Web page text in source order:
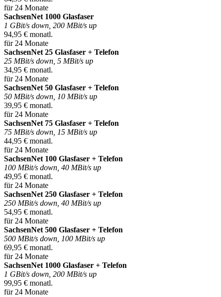
für 24 Monate
SachsenNet 1000 Glasfaser
1 GBit/s down, 200 MBit/s up
94,95 € monatl.
für 24 Monate
SachsenNet 25 Glasfaser + Telefon
25 MBit/s down, 5 MBit/s up
34,95 € monatl.
für 24 Monate
SachsenNet 50 Glasfaser + Telefon
50 MBit/s down, 10 MBit/s up
39,95 € monatl.
für 24 Monate
SachsenNet 75 Glasfaser + Telefon
75 MBit/s down, 15 MBit/s up
44,95 € monatl.
für 24 Monate
SachsenNet 100 Glasfaser + Telefon
100 MBit/s down, 40 MBit/s up
49,95 € monatl.
für 24 Monate
SachsenNet 250 Glasfaser + Telefon
250 MBit/s down, 40 MBit/s up
54,95 € monatl.
für 24 Monate
SachsenNet 500 Glasfaser + Telefon
500 MBit/s down, 100 MBit/s up
69,95 € monatl.
für 24 Monate
SachsenNet 1000 Glasfaser + Telefon
1 GBit/s down, 200 MBit/s up
99,95 € monatl.
für 24 Monate